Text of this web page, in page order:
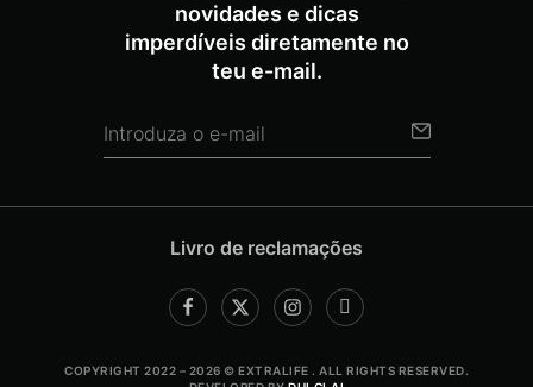
novidades e dicas
imperdíveis diretamente no
teu e-mail.
Livro de reclamações
COPYRIGHT 2022 – 2026 © EXTRALIFE . ALL RIGHTS RESERVED.